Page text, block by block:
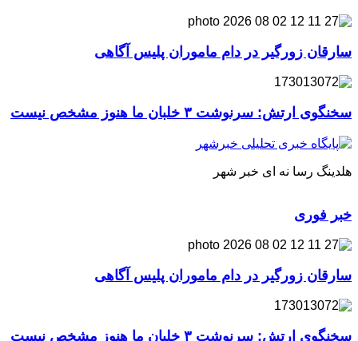
سارقان زورگیر در دام ماموران پلیس آگاهی
سخنگوی ارتش: سرنوشت ۳ خلبان ما هنوز مشخص نیست
هلدینگ رسا نه ای خبر شهر
خبر فوری
سارقان زورگیر در دام ماموران پلیس آگاهی
سخنگوی ارتش: سرنوشت ۳ خلبان ما هنوز مشخص نیست